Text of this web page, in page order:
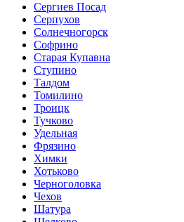
Сергиев Посад
Серпухов
Солнечногорск
Софрино
Старая Купавна
Ступино
Талдом
Томилино
Троицк
Тучково
Удельная
Фрязино
Химки
Хотьково
Черноголовка
Чехов
Шатура